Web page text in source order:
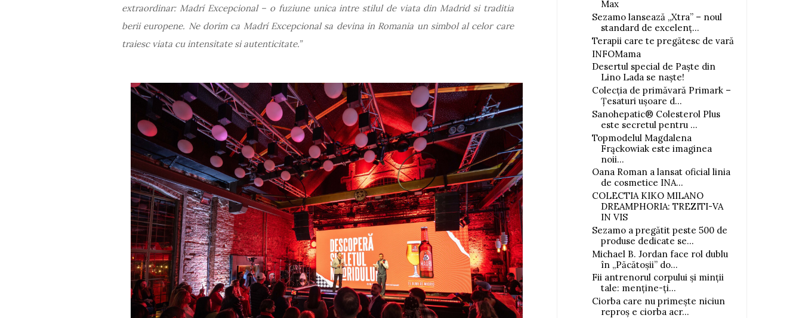
extraordinar: Madrí Excepcional – o fuziune unica intre stilul de viata din Madrid si traditia
berii europene. Ne dorim ca Madrí Excepcional sa devina in Romania un simbol al celor care
traiesc viata cu intensitate si autenticitate.”
Max
Sezamo lansează „Xtra” – noul
standard de excelenț...
Terapii care te pregătesc de vară
INFOMama
Desertul special de Paște din
Lino Lada se naște!
Colecția de primăvară Primark –
Țesaturi ușoare d...
Sanohepatic® Colesterol Plus
este secretul pentru ...
Topmodelul Magdalena
Frąckowiak este imaginea
noii...
Oana Roman a lansat oficial linia
de cosmetice INA...
COLECTIA KIKO MILANO
DREAMPHORIA: TREZITI-VA
IN VIS
Sezamo a pregătit peste 500 de
produse dedicate se...
Michael B. Jordan face rol dublu
în „Păcătoșii” do...
Fii antrenorul corpului și minții
tale: menține-ți...
Ciorba care nu primește niciun
reproș e ciorba acr...